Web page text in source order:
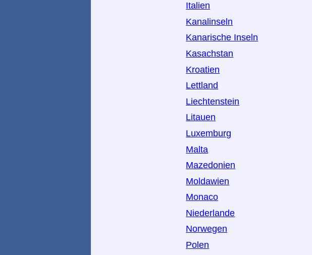
Italien
Kanalinseln
Kanarische Inseln
Kasachstan
Kroatien
Lettland
Liechtenstein
Litauen
Luxemburg
Malta
Mazedonien
Moldawien
Monaco
Niederlande
Norwegen
Polen